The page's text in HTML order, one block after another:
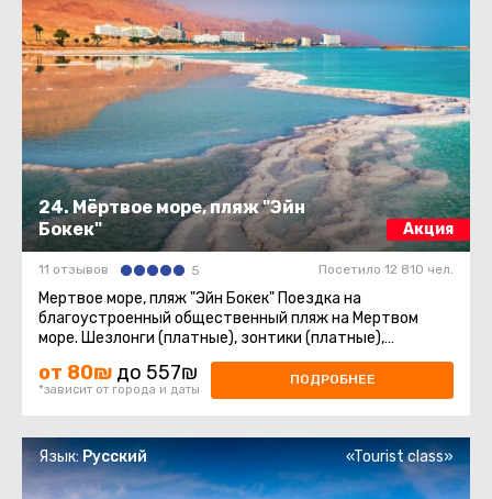
24. Мёртвое море, пляж "Эйн
Бокек"
Акция
11 отзывов 5 Посетило 12 810 чел.
Мeртвое море, пляж "Эйн Бокек" Поездка на
благоустроенный общественный пляж на Мертвом
море. Шезлонги (платные), зонтики (платные),
раздевалки, душевые. ...
от 80₪ до 557₪
*зависит от города и даты
ПОДРОБНЕЕ
Язык:Русский «Tourist class»